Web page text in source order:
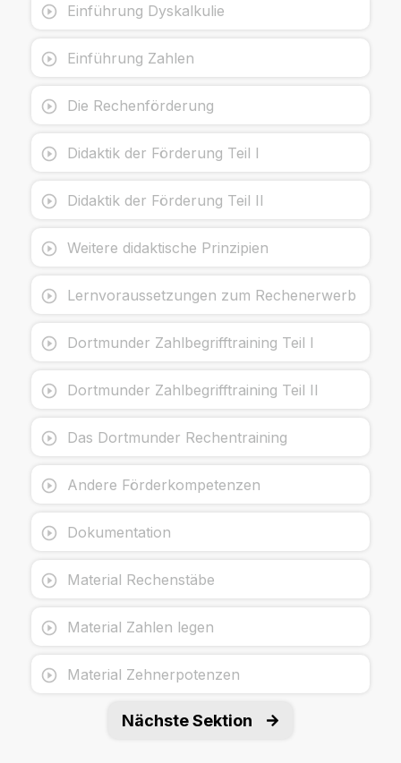
Einführung Dyskalkulie
Einführung Zahlen
Die Rechenförderung
Didaktik der Förderung Teil I
Didaktik der Förderung Teil II
Weitere didaktische Prinzipien
Lernvoraussetzungen zum Rechenerwerb
Dortmunder Zahlbegrifftraining Teil I
Dortmunder Zahlbegrifftraining Teil II
Das Dortmunder Rechentraining
Andere Förderkompetenzen
Dokumentation
Material Rechenstäbe
Material Zahlen legen
Material Zehnerpotenzen
Nächste Sektion